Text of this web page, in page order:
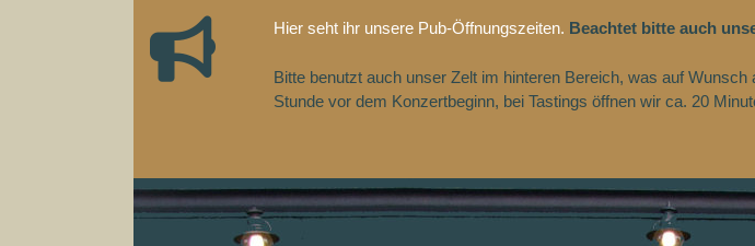
Hier seht ihr unsere Pub-Öffnungszeiten. Beachtet bitte auch
Bitte benutzt auch unser Zelt im hinteren Bereich, was auf
Stunde vor dem Konzertbeginn, bei Tastings öffnen wir ca. 20